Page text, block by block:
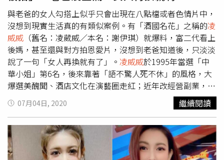
透露，這位女歌手從年輕到結婚都不缺錢，一路順遂、命很
好，長相清秀，又是個不吵不鬧的乖小孩，所以也從富商那
裡獲得不少好處。
與老爸的女人勾搭上似乎只會出現在八點檔或者色情片中，
沒想到現實生活真的有類似案例。有「酒國名花」之稱的凌
威威 （舊名：凌葳威／本名：謝伊琪）就爆料，富二代看上
後媽，甚至還與對方拍恩愛片，沒想到老爸知道後，只淡淡
說了一句「女人再換就有了」。 凌威威於1995年當選「中
華小姐」第6名，後來靠著「語不驚人死不休」的風格，大
爆選美醜聞、酒店文化在演藝圈走紅；近年改經營副業，無
論是教畫畫、飄眉美容事業，都發展得相當不錯，甚至還出
書大爆酒店秘辛。近日
接受《中時電子報》訪問，提
到一名富少喜歡灌女生酒，把人灌醉後再撿屍，曾撿過年紀
都可以當他阿姨、後媽的女生，不久後就登上媒體版面。不
僅如此， 凌威威說，富少與爸爸的女人，也就是後媽，有不
正當關係，還錄下雙方恩愛的過程；沒想到富少老爸知道後
07月04日, 2020 繼續閱讀